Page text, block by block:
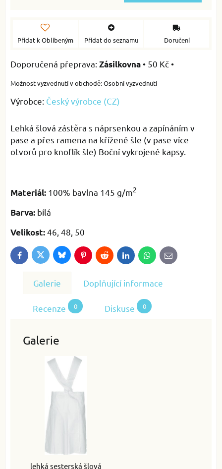
Přidat k Oblíbeným Přidat do seznamu Doručení
Zásilkovna • 50 Kč •
Osobní vyzvednutí
Výrobce: Český výrobce (CZ)
Lehká šlová zástěra s náprsenkou a zapínáním v
pase a přes ramena na křížené šle (v pase více
otvorů pro knoflík šle) Boční vykrojené kapsy.
Materiál: 100% bavlna 145 g/m2
Barva: bílá
Velikost:46, 48, 50
FacebookTwitterBlueskyPinterestReddit LinkedInWhatsApp
E-
mail
Galerie Doplňující informace
Recenze 0 Diskuse 0
Galerie
lehká sesterská šlová